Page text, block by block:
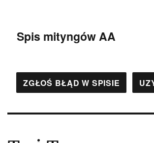
Spis mityngów AA
ZGŁOŚ BŁĄD W SPISIE